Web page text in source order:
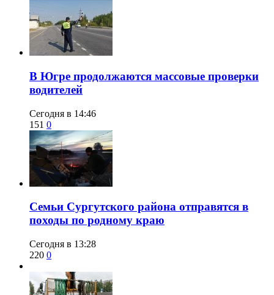
​В Югре продолжаются массовые проверки
водителей
Сегодня в 14:46
151 0
​Семьи Сургутского района отправятся в
походы по родному краю
Сегодня в 13:28
220 0